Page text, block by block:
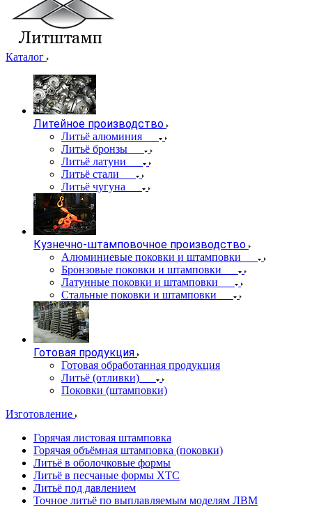
Каталог
Литейное производство
Литьё алюминия
Литьё бронзы
Литьё латуни
Литьё стали
Литьё чугуна
Кузнечно-штамповочное производство
Алюминиевые поковки и штамповки
Бронзовые поковки и штамповки
Латунные поковки и штамповки
Стальные поковки и штамповки
Готовая продукция
Готовая обработанная продукция
Литьё (отливки)
Поковки (штамповки)
Изготовление
Горячая листовая штамповка
Горячая объёмная штамповка (поковки)
Литьё в оболочковые формы
Литьё в песчаные формы ХТС
Литьё под давлением
Точное литьё по выплавляемым моделям ЛВМ